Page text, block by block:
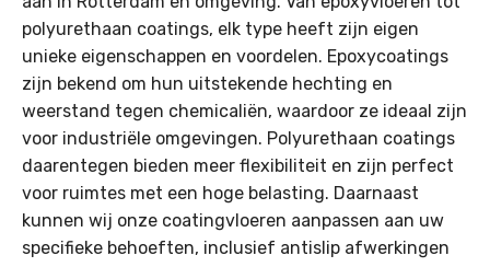
polyurethaan coatings, elk type heeft zijn eigen
unieke eigenschappen en voordelen. Epoxycoatings
zijn bekend om hun uitstekende hechting en
weerstand tegen chemicaliën, waardoor ze ideaal zijn
voor industriële omgevingen. Polyurethaan coatings
daarentegen bieden meer flexibiliteit en zijn perfect
voor ruimtes met een hoge belasting. Daarnaast
kunnen wij onze coatingvloeren aanpassen aan uw
specifieke behoeften, inclusief antislip afwerkingen